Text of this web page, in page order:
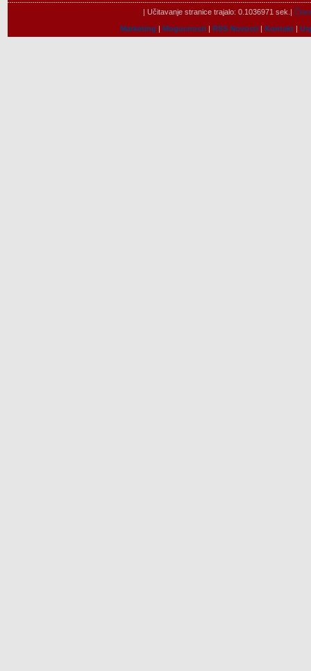
| Učitavanje stranice trajalo: 0.1036971 sek.|
Marketing | Mogucnosti| RSS Novosti| Kontakt|